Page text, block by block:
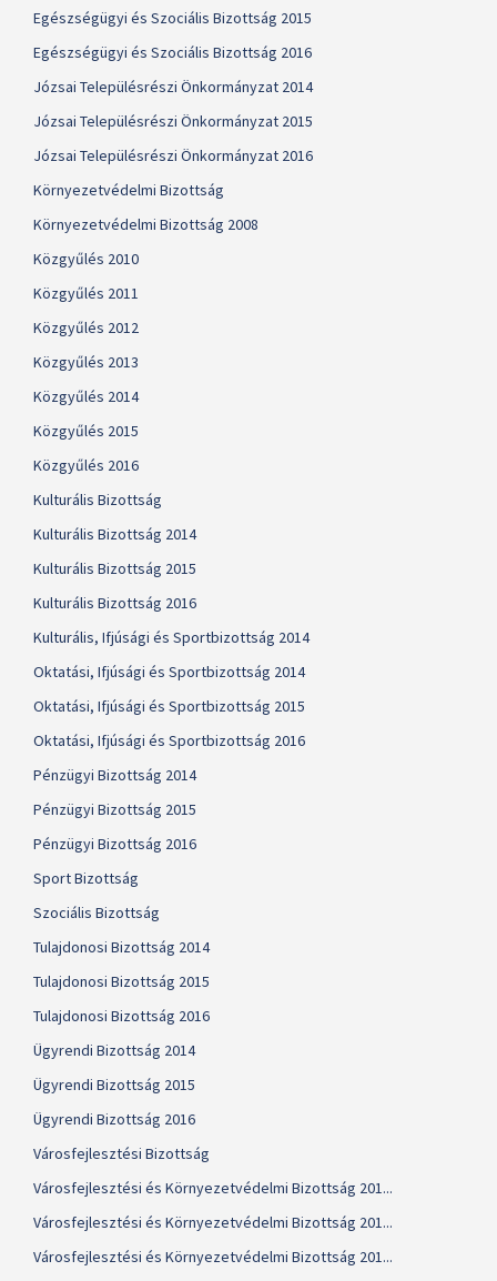
Egészségügyi és Szociális Bizottság 2015
Egészségügyi és Szociális Bizottság 2016
Józsai Településrészi Önkormányzat 2014
Józsai Településrészi Önkormányzat 2015
Józsai Településrészi Önkormányzat 2016
Környezetvédelmi Bizottság
Környezetvédelmi Bizottság 2008
Közgyűlés 2010
Közgyűlés 2011
Közgyűlés 2012
Közgyűlés 2013
Közgyűlés 2014
Közgyűlés 2015
Közgyűlés 2016
Kulturális Bizottság
Kulturális Bizottság 2014
Kulturális Bizottság 2015
Kulturális Bizottság 2016
Kulturális, Ifjúsági és Sportbizottság 2014
Oktatási, Ifjúsági és Sportbizottság 2014
Oktatási, Ifjúsági és Sportbizottság 2015
Oktatási, Ifjúsági és Sportbizottság 2016
Pénzügyi Bizottság 2014
Pénzügyi Bizottság 2015
Pénzügyi Bizottság 2016
Sport Bizottság
Szociális Bizottság
Tulajdonosi Bizottság 2014
Tulajdonosi Bizottság 2015
Tulajdonosi Bizottság 2016
Ügyrendi Bizottság 2014
Ügyrendi Bizottság 2015
Ügyrendi Bizottság 2016
Városfejlesztési Bizottság
Városfejlesztési és Környezetvédelmi Bizottság 201...
Városfejlesztési és Környezetvédelmi Bizottság 201...
Városfejlesztési és Környezetvédelmi Bizottság 201...